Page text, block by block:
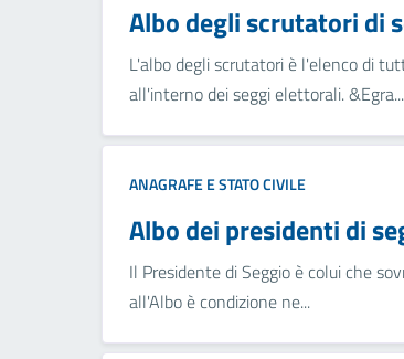
Albo degli scrutatori di
L'albo degli scrutatori è l'elenco di
all'interno dei seggi elettorali. &Egra...
ANAGRAFE E STATO CIVILE
Albo dei presidenti di
Il Presidente di Seggio è colui che
all'Albo è condizione ne...